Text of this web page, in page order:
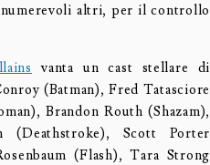
altri, per il controllo
vanta un cast stellare di
(Batman), Fred Tatasciore
Brandon Routh (Shazam),
Scott Porter
(Flash), Tara Strong